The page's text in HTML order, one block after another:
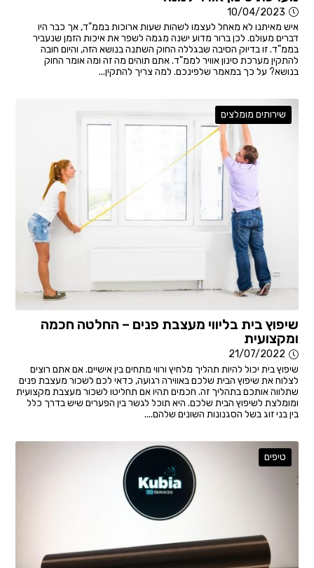
10/04/2023
איש מאיתנו לא מאחל לעצמו לשהות שעות ארוכות בממ"ד, אך כבר היו
דברים מעולם. לכן ברור מדוע ישנה מגמה לשפר את איכות הזמן שנעביר
בממ"ד. זו בדיוק הסיבה שבגללה החוק השתנה בנושא הזה, והיום חובה
להתקין מערכת סינון אוויר לממ"ד. אתם תוהים מה זה ומה אומר החוק
בנושא? על כך במאמר שלפינכם. למה צריך להתקין...
שירותים מומלצים
שיפוץ בית בליווי מעצבת פנים – החלטה חכמה
ומקצועית
21/07/2022
שיפוץ בית יכול להיות תהליך מלחיץ ורווי מתחים בין אישיים. אם אתם רוצים
לצלוח את שיפוץ הבית שלכם באווירה רגועה, כדאי לכם לשכור מעצבת פנים
שתלווה אותכם בתהליך זה. חכמים תהיו אם תחליטו לשכור מעצבת מקצועית
ומומלצת לשיפוץ הבית שלכם. היא תוכל לגשר בין הפערים שיש בדרך כלל
בין בני זוג בשל הסגנונות השונים שלהם....
טיפים